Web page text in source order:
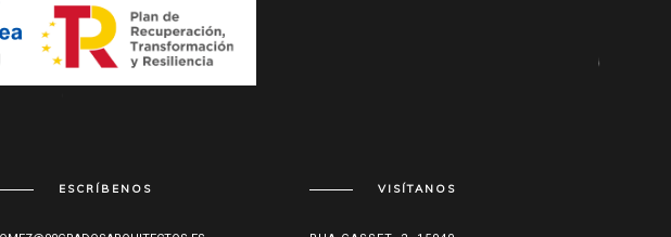
ESCRÍBENOS VISÍTANOS